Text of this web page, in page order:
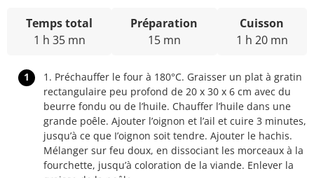
Temps total
1 h 35 mn
Préparation
15 mn
Cuisson
1 h 20 mn
1
1. Préchauffer le four à 180°C. Graisser un plat à gratin
rectangulaire peu profond de 20 x 30 x 6 cm avec du
beurre fondu ou de l’huile. Chauffer l’huile dans une
grande poêle. Ajouter l’oignon et l’ail et cuire 3 minutes,
jusqu’à ce que I’oignon soit tendre. Ajouter le hachis.
Mélanger sur feu doux, en dissociant les morceaux à la
fourchette, jusqu’à coloration de la viande. Enlever la